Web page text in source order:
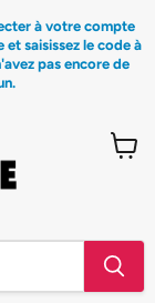
à votre compte
saisissez le code à
pas encore de